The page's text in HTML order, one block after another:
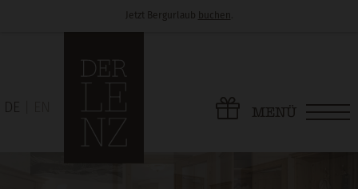
Jetzt Bergurlaub buchen.
DE MENÜ